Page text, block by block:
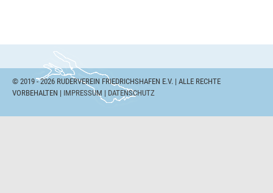
© 2019 - 2026 RUDERVEREIN FRIEDRICHSHAFEN E.V. | ALLE RECHTE
VORBEHALTEN | IMPRESSUM | DATENSCHUTZ